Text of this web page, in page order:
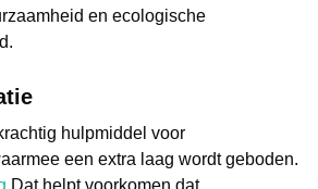
en ecologische
hulpmiddel voor
een extra laag wordt geboden.
Dat helpt voorkomen dat